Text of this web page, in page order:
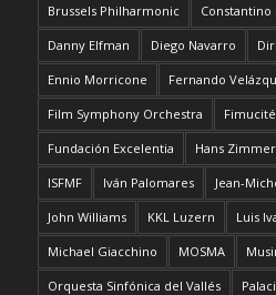
Brussels Philharmonic
Danny Elfman Diego Navarro
Ennio Morricone Fernando
Film Symphony Orchestra Fimucité
Fundación Excelentia Hans Zimmer
ISFMF Iván Palomares Jean-
John Williams KKL Luzern Luis
Michael Giacchino MOSMA
Orquesta Sinfónica del Vallés